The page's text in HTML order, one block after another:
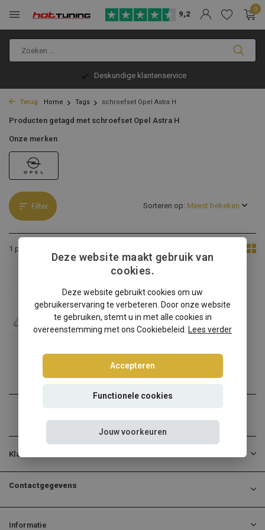
9,2
0
Deskundige klantenservice
Terug Home Tags schroefset Opel Astra H
Producten getagd met schroefset Opel Astra H
Onze merken
Filter
1 product
Sorteren op:
Opel Astra H schroefset
Opel Astra H? Kies dan vo...
€284,95
Klantenservice
Contactgegevens
Informatie
Deze website maakt gebruik van
cookies.
Deze website gebruikt cookies om uw
gebruikerservaring te verbeteren. Door onze website
te gebruiken, stemt u in met alle cookies in
overeenstemming met ons Cookiebeleid.
Lees verder
Accepteren
Functionele cookies
Jouw voorkeuren